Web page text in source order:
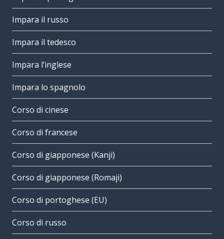
Impara il russo
Impara il tedesco
Impara l’inglese
Impara lo spagnolo
Corso di cinese
Corso di francese
Corso di giapponese (Kanji)
Corso di giapponese (Romaji)
Corso di portoghese (EU)
Corso di russo